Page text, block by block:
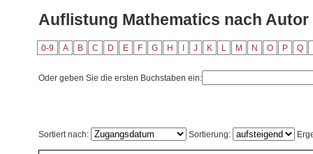
Auflistung Mathematics nach
0-9 A B C D E F G H J K L M N O P Q
Oder geben Sie die ersten Buchstaben ein:
Sortiert nach: Sortierung: